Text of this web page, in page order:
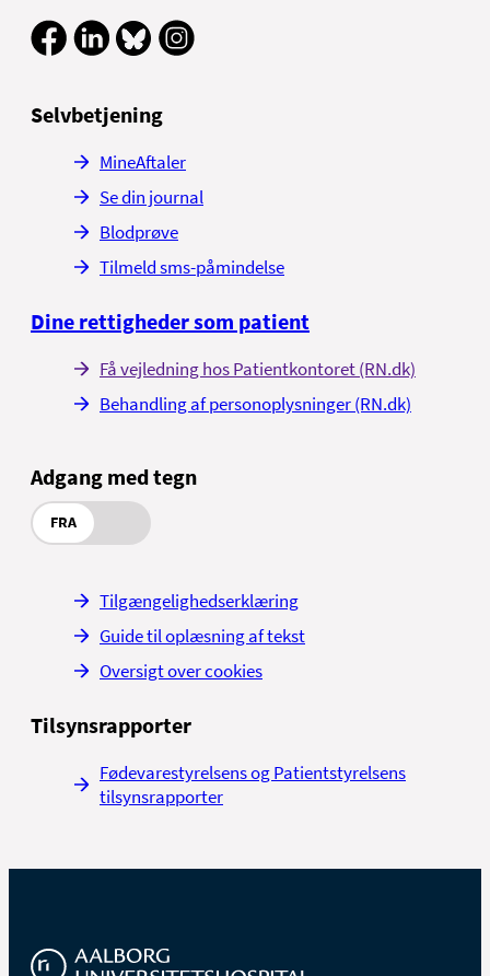
Selvbetjening
MineAftaler
Se din journal
Blodprøve
Tilmeld sms-påmindelse
Dine rettigheder som patient
Få vejledning hos Patientkontoret (RN.dk)
Behandling af personoplysninger (RN.dk)
Adgang med tegn
FRA
Tilgængelighedserklæring
Guide til oplæsning af tekst
Oversigt over cookies
Tilsynsrapporter
Fødevarestyrelsens og Patientstyrelsens
tilsynsrapporter